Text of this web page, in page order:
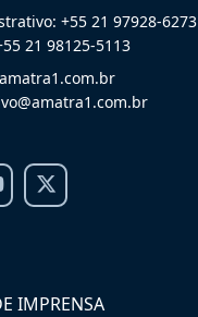
+55 21 97928-6273
21 98125-5113
IMPRENSA